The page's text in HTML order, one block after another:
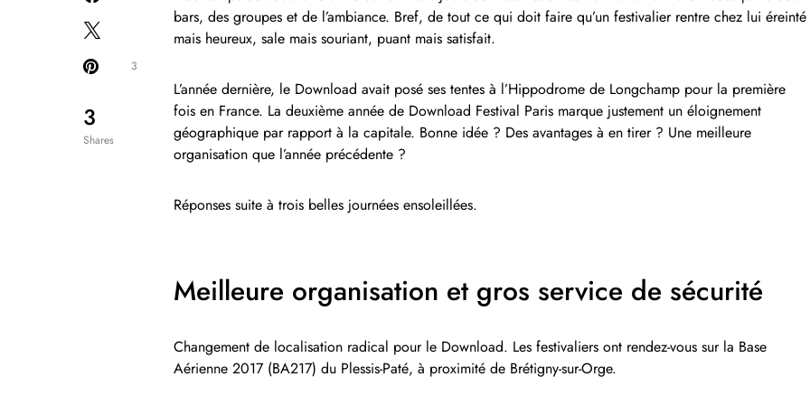
3
Shares
3
bars, des groupes et de l’ambiance. Bref, de tout ce qui doit faire qu’un festivalier rentre chez lui éreinté
mais heureux, sale mais souriant, puant mais satisfait.
L’année dernière, le Download avait posé ses tentes à l’Hippodrome de Longchamp pour la première
fois en France. La deuxième année de Download Festival Paris marque justement un éloignement
géographique par rapport à la capitale. Bonne idée ? Des avantages à en tirer ? Une meilleure
organisation que l’année précédente ?
Réponses suite à trois belles journées ensoleillées.
Meilleure organisation et gros service de sécurité
Changement de localisation radical pour le Download. Les festivaliers ont rendez-vous sur la Base
Aérienne 2017 (BA217) du Plessis-Paté, à proximité de Brétigny-sur-Orge.